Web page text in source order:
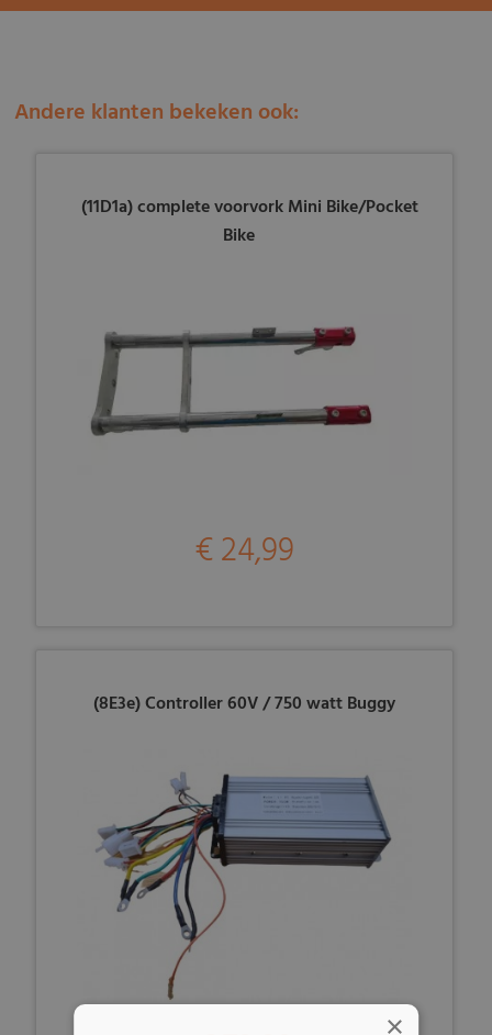
Andere klanten bekeken ook:
(11D1a) complete voorvork Mini Bike/Pocket
Bike
€ 24,99
(8E3e) Controller 60V / 750 watt Buggy
×